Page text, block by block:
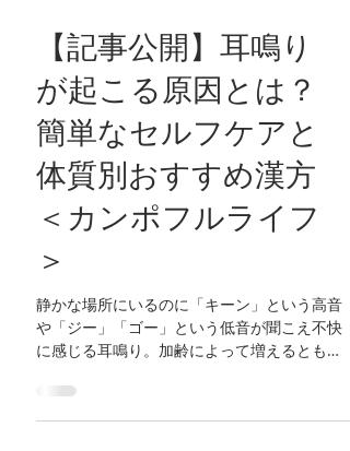
【記事公開】耳鳴り
が起こる原因とは？
簡単なセルフケアと
体質別おすすめ漢方
＜カンポフルライフ
＞
静かな場所にいるのに「キーン」という高音
や「ジー」「ゴー」という低音が聞こえ不快
われる耳鳴りは、周囲に音が存在しないのに